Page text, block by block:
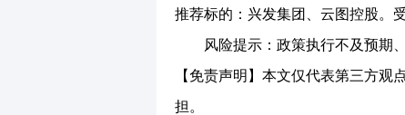
推荐标的：兴发集团、云图控股。
风险提示：政策执行不及预期、
【免责声明】本文仅代表第三方观
担。